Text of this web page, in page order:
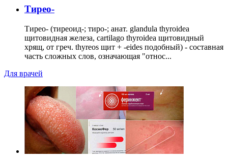
Тирео-
Тирео- (тиреоид-; тиро-; анат. glandula thyroidea
щитовидная железа, cartilago thyroidea щитовидный
хрящ, от греч. thyreos щит + -eides подобный) - составная
часть сложных слов, означающая "относ...
Для врачей